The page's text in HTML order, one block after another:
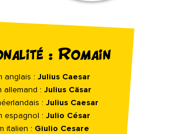
: Romain
anglais : Julius Caesar
allemand : Julius Cäsar
: Julius Caesar
espagnol : Julio César
italien : Giulio Cesare